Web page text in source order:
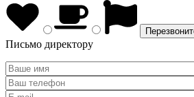
Письмо директору